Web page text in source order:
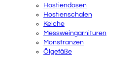
Hostiendosen
Hostienschalen
Kelche
Messweingarnituren
Monstranzen
Ölgefäße